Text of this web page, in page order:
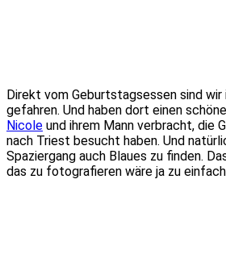
Direkt vom Geburtstagsessen sind
gefahren. Und haben dort einen
Nicole und ihrem Mann verbracht, die
nach Triest besucht haben. Und
Spaziergang auch Blaues zu finden.
das zu fotografieren wäre ja zu